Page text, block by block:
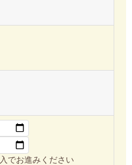
でお進みください